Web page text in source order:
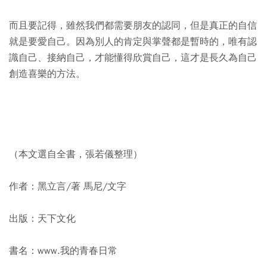
而且要記得，雖然我們都需要朋友的認同，但是真正的自信
就是要愛自己。因為別人的肯定與掌聲都是暫時的，唯有認
識自己、接納自己，才能懂得欣賞自己，這才是長久為自己
創造喜樂的方法。
（本文選自全書，張若儀整理）
作者：黑立言/著 馬尼/文字
出版：天下文化
書名：www.我的青春日常